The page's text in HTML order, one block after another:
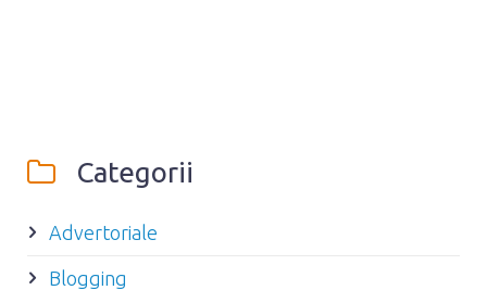
Categorii
Advertoriale
Blogging